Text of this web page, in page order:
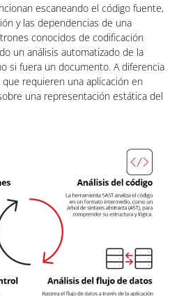
escaneando el código fuente,
y las dependencias de una
conocidos de codificación
un análisis automatizado de la
si fuera un documento. A diferencia
requieren una aplicación en
una representación estática del